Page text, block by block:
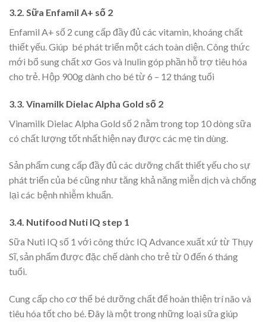
3.2. Sữa Enfamil A+ số 2
Enfamil A+ số 2 cung cấp đầy đủ các vitamin, khoáng chất
thiết yếu. Giúp bé phát triển một cách toàn diện. Công thức
mới bổ sung chất xơ Gos và Inulin góp phần hỗ trợ tiêu hóa
cho trẻ. Hộp 900g dành cho bé từ 6 – 12 tháng tuổi
3.3. Vinamilk Dielac Alpha Gold số 2
Vinamilk Dielac Alpha Gold số 2 nằm trong top 10 dòng sữa
có chất lượng tốt nhất hiện nay được các mẹ tin dùng.
Sản phẩm cung cấp đầy đủ các dưỡng chất thiết yếu cho sự
phát triển của bé cũng như tăng khả năng miễn dịch và chống
lại các bệnh nhiễm khuẩn.
3.4. Nutifood Nuti IQ step 1
Sữa Nuti IQ số 1 với công thức IQ Advance xuất xứ từ Thụy
Sĩ, sản phẩm được đặc chế dành cho trẻ từ 0 đến 6 tháng
tuổi.
Cung cấp cho cơ thể bé dưỡng chất để hoàn thiện trí não và
tiêu hóa tốt cho bé. Đây là một trong những loại sữa giúp